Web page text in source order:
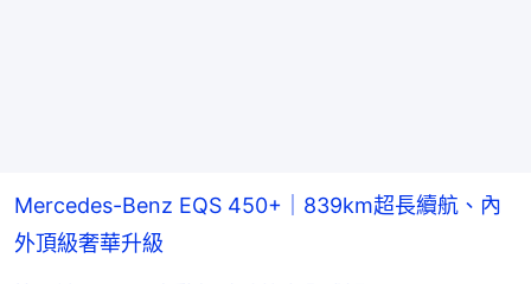
Mercedes-Benz EQS 450+｜839km超長續航、內
外頂級奢華升級